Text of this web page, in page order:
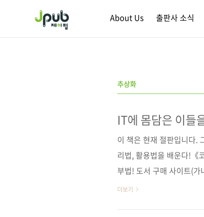
About Us 출판사 소식
추상화
IT에 몸담은 이들
이 책은 현재 절판입니다.
리법, 활용법을 배운다!《
부법! 도서 구매 사이트(
[영풍문고] [예스이십사] [
더보기